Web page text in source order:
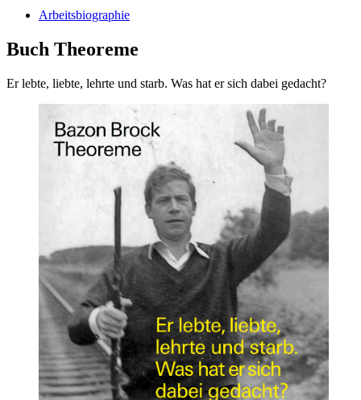
Arbeitsbiographie
Buch Theoreme
Er lebte, liebte, lehrte und starb. Was hat er sich dabei gedacht?